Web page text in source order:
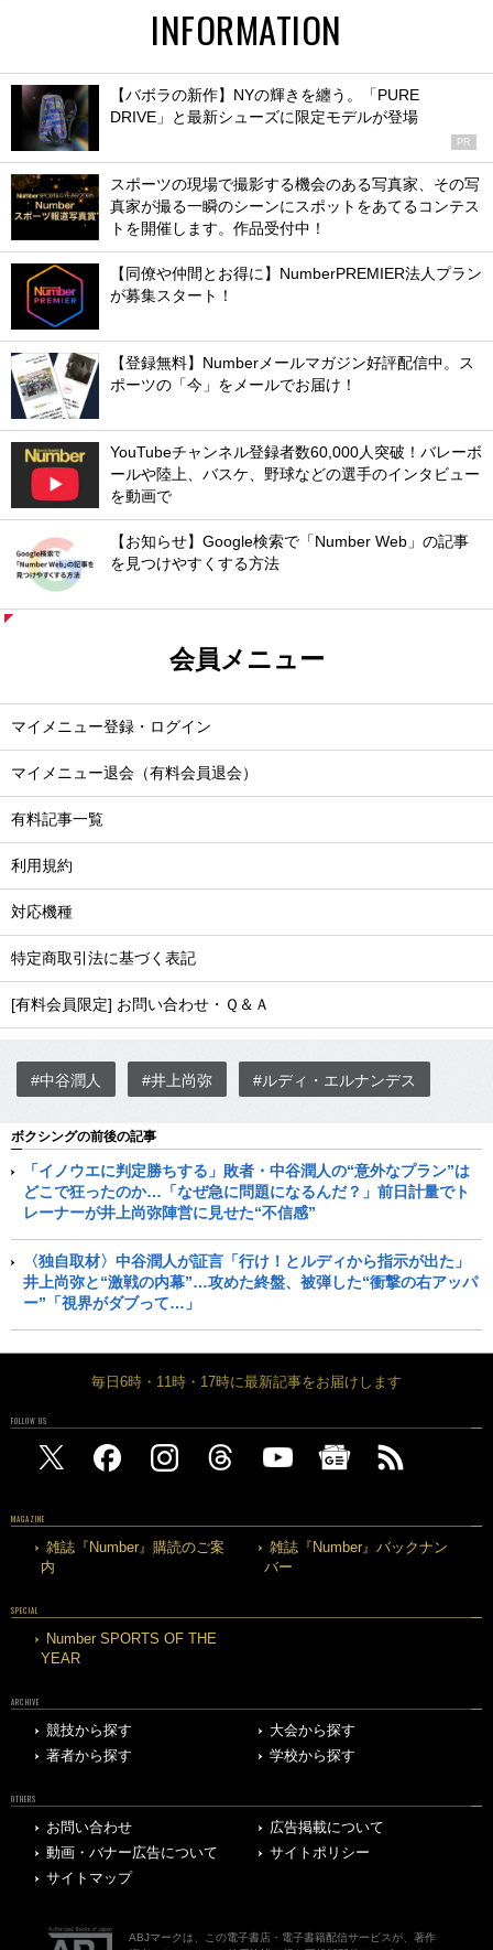
INFORMATION
【バボラの新作】NYの輝きを纏う。「PURE
DRIVE」と最新シューズに限定モデルが登場
PR
スポーツの現場で撮影する機会のある写真家、その写
真家が撮る一瞬のシーンにスポットをあてるコンテス
トを開催します。作品受付中！
【同僚や仲間とお得に】NumberPREMIER法人プラン
が募集スタート！
【登録無料】Numberメールマガジン好評配信中。ス
ポーツの「今」をメールでお届け！
YouTubeチャンネル登録者数60,000人突破！バレーボ
ールや陸上、バスケ、野球などの選手のインタビュー
を動画で
【お知らせ】Google検索で「Number Web」の記事
を見つけやすくする方法
会員メニュー
マイメニュー登録・ログイン
マイメニュー退会（有料会員退会）
有料記事一覧
利用規約
対応機種
特定商取引法に基づく表記
[有料会員限定] お問い合わせ・Ｑ＆Ａ
#中谷潤人 #井上尚弥 #ルディ・エルナンデス
ボクシングの前後の記事
「イノウエに判定勝ちする」敗者・中谷潤人の“意外なプラン”は
どこで狂ったのか…「なぜ急に問題になるんだ？」前日計量でト
レーナーが井上尚弥陣営に見せた“不信感”
〈独自取材〉中谷潤人が証言「行け！とルディから指示が出た」
井上尚弥と“激戦の内幕”…攻めた終盤、被弾した“衝撃の右アッパ
ー”「視界がダブって…」
毎日6時・11時・17時に最新記事をお届けします
FOLLOW US
MAGAZINE
雑誌『Number』購読のご案
内
雑誌『Number』バックナン
バー
SPECIAL
Number SPORTS OF THE
YEAR
ARCHIVE
競技から探す
大会から探す
著者から探す
学校から探す
OTHERS
お問い合わせ
広告掲載について
動画・バナー広告について
サイトポリシー
サイトマップ
ABJマークは、この電子書店・電子書籍配信サービスが、著作